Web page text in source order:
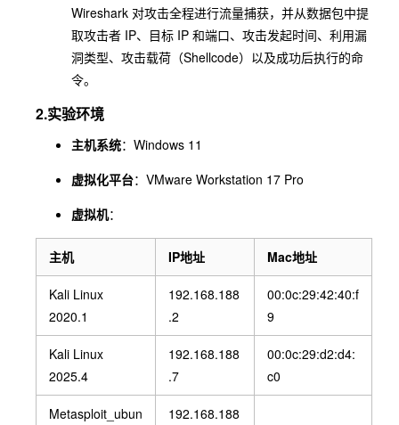
Wireshark 对攻击全程进行流量捕获，并从数据包中提
取攻击者 IP、目标 IP 和端口、攻击发起时间、利用漏
洞类型、攻击载荷（Shellcode）以及成功后执行的命
令。
2.实验环境
主机系统：Windows 11
虚拟化平台：VMware Workstation 17 Pro
虚拟机：
主机 IP地址 Mac地址
Kali Linux
2020.1
192.168.188
.2
00:0c:29:42:40:f
9
Kali Linux
2025.4
192.168.188
.7
00:0c:29:d2:d4:
c0
Metasploit_ubun
192.168.188